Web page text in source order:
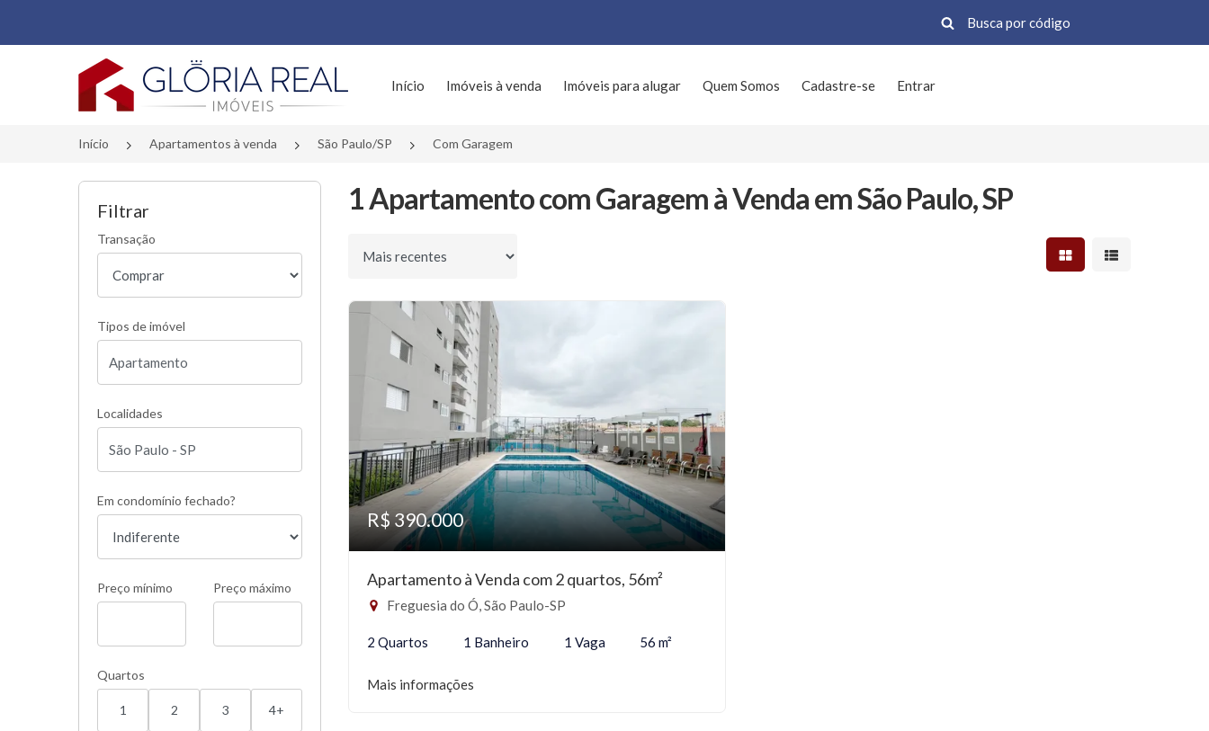
Página inicial
Início Imóveis à venda Imóveis para alugar Quem Somos Cadastre-se Entrar
Início Apartamentos à venda São Paulo/SP Com Garagem
Filtrar
Transação
Tipos de imóvel
Localidades
Em condomínio fechado?
Preço mínimo Preço máximo
Quartos
1 2 3 4+
1 Apartamento com Garagem à Venda em São Paulo, SP
Ordenar por Mostrar resultados em
Mostrar
R$ 390.000
Apartamento à Venda com 2 quartos, 56m²
Freguesia do Ó, São Paulo-SP
2 Quartos 1 Banheiro 1 Vaga 56 m²
Mais informações